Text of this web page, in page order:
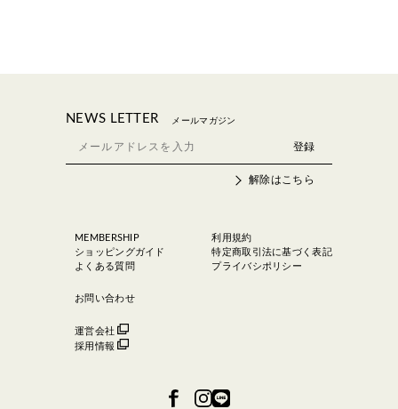
NEWS LETTER メールマガジン
解除はこちら
MEMBERSHIP
ショッピングガイド
よくある質問
お問い合わせ
運営会社
採用情報
利用規約
特定商取引法に基づく表記
プライバシポリシー